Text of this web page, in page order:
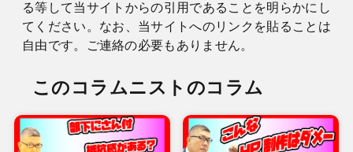
る等して当サイトからの引用であることを明らかにし
てください。なお、当サイトへのリンクを貼ることは
自由です。ご連絡の必要もありません。
このコラムニストのコラム